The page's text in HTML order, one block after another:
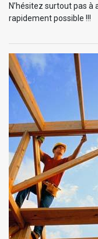
N’hésitez surtout pas
rapidement possible !!!